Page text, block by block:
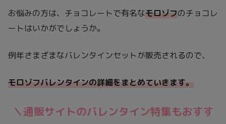
お悩みの方は、チョコレートで有名なモロゾフのチョコレ
ートはいかがでしょうか。
例年さまざまなバレンタインセットが販売されるので、
モロゾフバレンタインの詳細をまとめていきます。
＼通販サイトのバレンタイン特集もおすす